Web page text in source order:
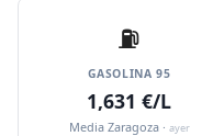
⛽️
GASOLINA 95
1,631 €/L
Media Zaragoza · ayer